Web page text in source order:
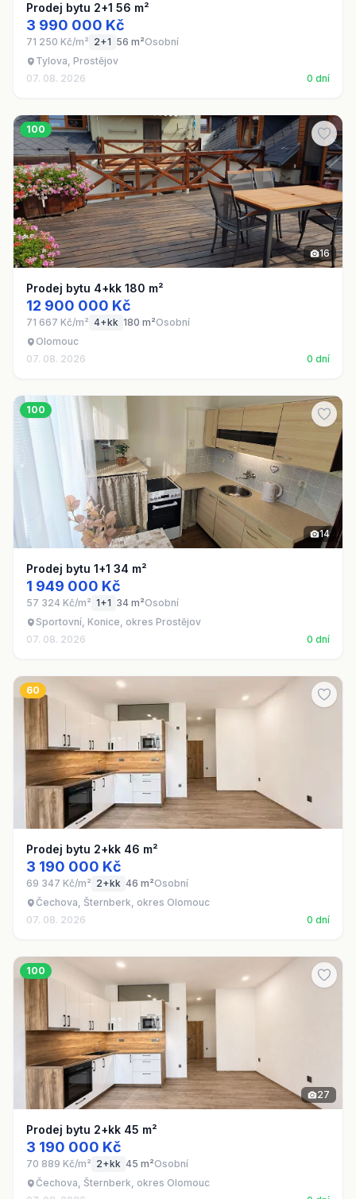
Prodej bytu 2+1 56 m²
3 990 000 Kč
71 250 Kč/m² 2+1 56 m²Osobní
Tylova, Prostějov
07. 08. 2026
0 dní
100
16
Prodej bytu 4+kk 180 m²
12 900 000 Kč
71 667 Kč/m² 4+kk 180 m²Osobní
Olomouc
07. 08. 2026
0 dní
100
14
Prodej bytu 1+1 34 m²
1 949 000 Kč
57 324 Kč/m² 1+1 34 m²Osobní
Sportovní, Konice, okres Prostějov
07. 08. 2026
0 dní
60
Prodej bytu 2+kk 46 m²
3 190 000 Kč
69 347 Kč/m² 2+kk 46 m²Osobní
Čechova, Šternberk, okres Olomouc
07. 08. 2026
0 dní
100
27
Prodej bytu 2+kk 45 m²
3 190 000 Kč
70 889 Kč/m² 2+kk 45 m²Osobní
Čechova, Šternberk, okres Olomouc